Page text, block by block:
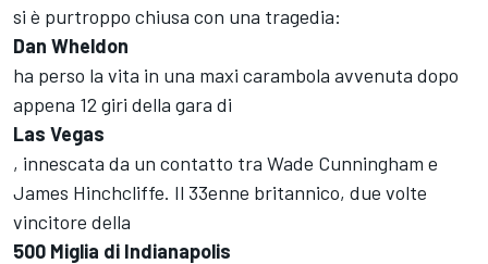
si è purtroppo chiusa con una tragedia:
Dan Wheldon
ha perso la vita in una maxi carambola avvenuta dopo
appena 12 giri della gara di
Las Vegas
, innescata da un contatto tra Wade Cunningham e
James Hinchcliffe. Il 33enne britannico, due volte
vincitore della
500 Miglia di Indianapolis